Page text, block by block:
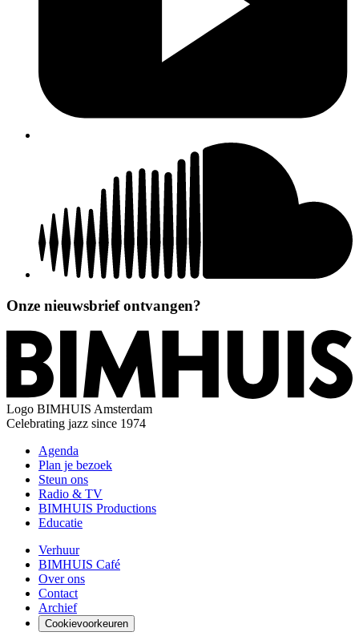
Onze nieuwsbrief ontvangen?
Logo BIMHUIS Amsterdam
Celebrating jazz since 1974
Agenda
Plan je bezoek
Steun ons
Radio & TV
BIMHUIS Productions
Educatie
Verhuur
BIMHUIS Café
Over ons
Contact
Archief
Cookievoorkeuren